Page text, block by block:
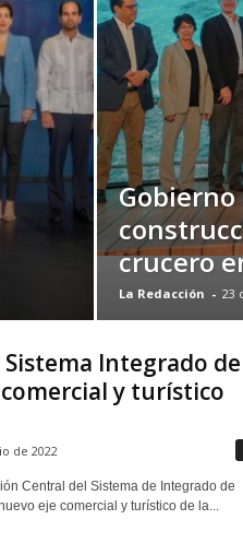
crucero
La Redacción - 23
Integrado de
y turístico
de 2022
Central del Sistema de Integrado de
eje comercial y turístico de la...